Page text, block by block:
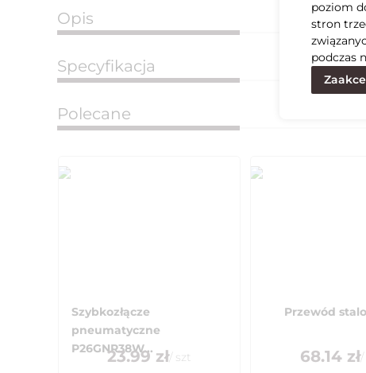
Opis
Specyfikacja
Polecane
Szybkozłącze
pneumatyczne
P26GNR38W...
23.99zł/ szt
Przewód
68.14 zł/
poziom
stron
podczas